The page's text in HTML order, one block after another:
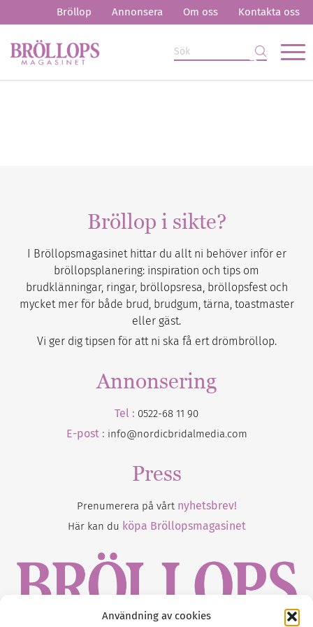
Användning av cookies
Bröllop Annonsera Om oss Kontakta oss
Bröllop i sikte?
I Bröllopsmagasinet hittar du allt ni behöver inför er
bröllopsplanering: inspiration och tips om
brudklänningar, ringar, bröllopsresa, bröllopsfest och
mycket mer för både brud, brudgum, tärna, toastmaster
eller gäst.
Vi ger dig tipsen för att ni ska få ert drömbröllop.
Annonsering
Tel : 0522-68 11 90
E-post : info@nordicbridalmedia.com
Press
Prenumerera på vårt nyhetsbrev!
Här kan du köpa Bröllopsmagasinet